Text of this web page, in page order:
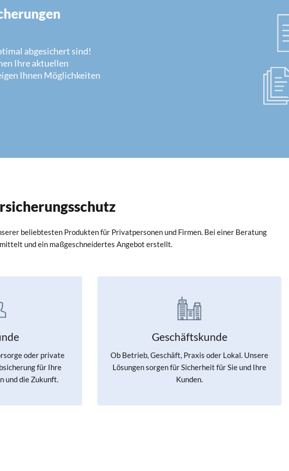
abgesichert sind!
Ihre aktuellen
Ihnen Möglichkeiten
beliebtesten Produkten für Privatpersonen und Firmen. Bei einer Beratung
und ein maßgeschneidertes Angebot erstellt.
oder private
für Ihre
und die Zukunft.
Geschäftskunde
Ob Betrieb, Geschäft, Praxis oder Lokal. Unsere
Lösungen sorgen für Sicherheit für Sie und Ihre
Kunden.